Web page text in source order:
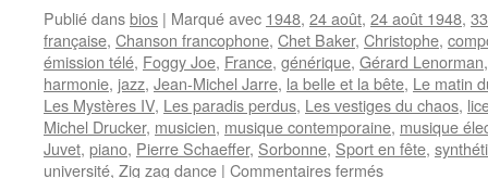
Publié dansbios | Marqué avec 1948, 24 août, 24 août 1948,
française, Chanson francophone, Chet Baker, Christophe,
émission télé, Foggy Joe, France, générique, Gérard Lenorman
harmonie, jazz, Jean-Michel Jarre, la belle et la bête, Le matin
Les Mystères IV, Les paradis perdus, Les vestiges du chaos,
Michel Drucker, musicien, musique contemporaine, musique
Juvet, piano, Pierre Schaeffer, Sorbonne, Sport en fête,
université, Zig zag dance | Commentaires ferméssur